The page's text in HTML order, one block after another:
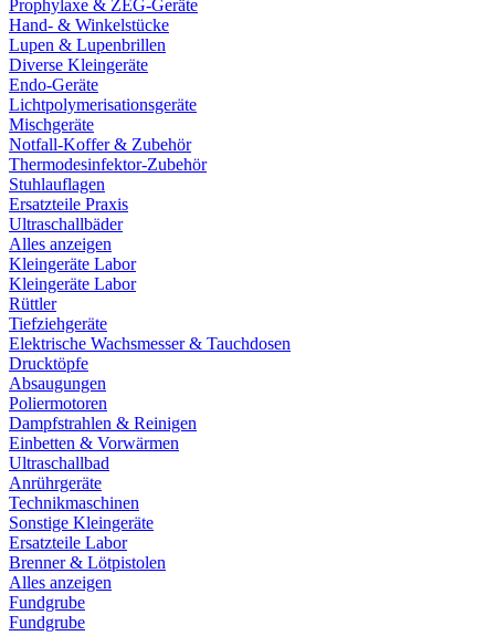
Prophylaxe & ZEG-Geräte
Hand- & Winkelstücke
Lupen & Lupenbrillen
Diverse Kleingeräte
Endo-Geräte
Lichtpolymerisationsgeräte
Mischgeräte
Notfall-Koffer & Zubehör
Thermodesinfektor-Zubehör
Stuhlauflagen
Ersatzteile Praxis
Ultraschallbäder
Alles anzeigen
Kleingeräte Labor
Kleingeräte Labor
Rüttler
Tiefziehgeräte
Elektrische Wachsmesser & Tauchdosen
Drucktöpfe
Absaugungen
Poliermotoren
Dampfstrahlen & Reinigen
Einbetten & Vorwärmen
Ultraschallbad
Anrührgeräte
Technikmaschinen
Sonstige Kleingeräte
Ersatzteile Labor
Brenner & Lötpistolen
Alles anzeigen
Fundgrube
Fundgrube